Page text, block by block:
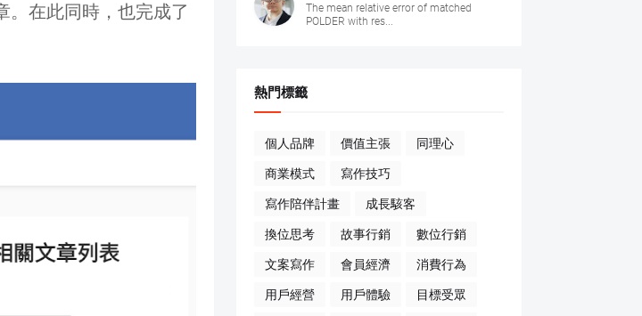
。在此同時，也完成了
The mean relative error of matched
POLDER with res...
熱門標籤
個人品牌 價值主張 同理心
商業模式 寫作技巧
寫作陪伴計畫 成長駭客
換位思考 故事行銷 數位行銷
文案寫作 會員經濟 消費行為
用戶經營 用戶體驗 目標受眾